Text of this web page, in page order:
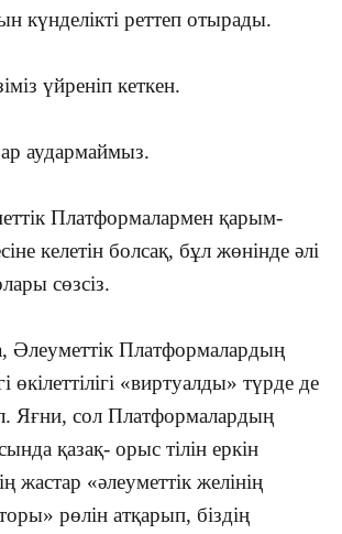
күнделікті реттеп отырады.
үйреніп кеткен.
аудармаймыз.
Платформалармен қарым-
келетін болсақ, бұл жөнінде әлі
сөзсіз.
Платформалардың
өкілеттілігі «виртуалды» түрде де
Яғни, сол Платформалардың
қазақ- орыс тілін еркін
жастар «әлеуметтік желінің
рөлін атқарып, біздің